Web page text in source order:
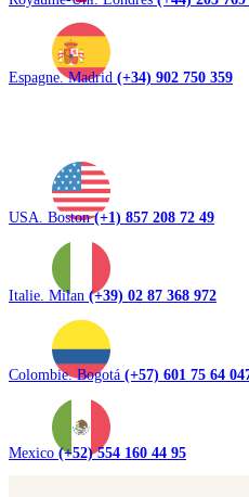
Espagne. Madrid (+34) 902 750 359
USA. Boston(+1) 857 208 72 49
Italie. Milan (+39) 02 87 368 972
Colombie. Bogotá (+57) 601 75 64
Mexico (+52) 554 160 44 95